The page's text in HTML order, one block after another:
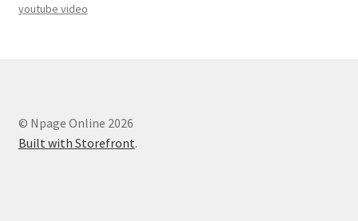
youtube video
© Npage Online 2026
Built with Storefront.